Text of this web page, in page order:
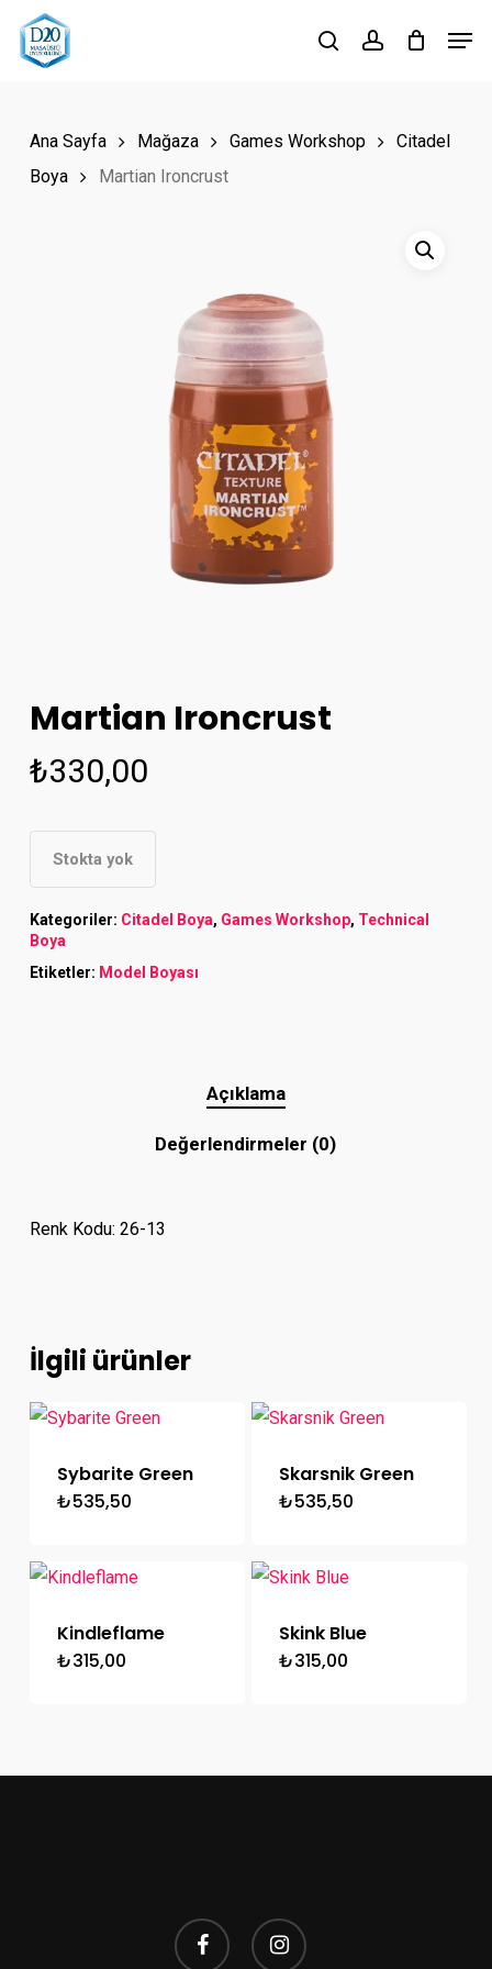
Skip
searchaccount
Ana Sayfa Mağaza Games Workshop
Citadel
Boya
Martian Ironcrust
Martian Ironcrust
₺330,00
Stokta yok
Kategoriler: Citadel Boya, Games Workshop, Technical
Boya
Etiketler: Model Boyası
Açıklama
Değerlendirmeler (0)
Renk Kodu: 26-13
İlgili ürünler
Sybarite Green
₺535,50
Skarsnik Green
₺535,50
Kindleflame
₺315,00
Skink Blue
₺315,00
facebook instagram